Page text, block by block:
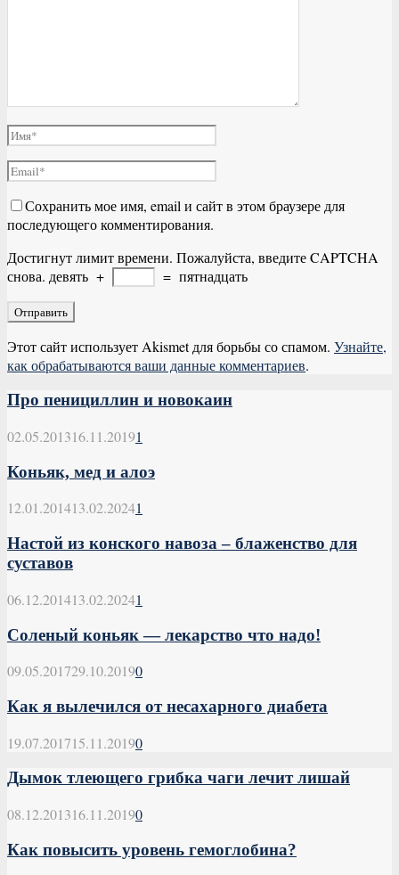
Сохранить мое имя, email и сайт в этом браузере для
последующего комментирования.
Достигнут лимит времени. Пожалуйста, введите CAPTCHA
снова. девять + = пятнадцать
Этот сайт использует Akismet для борьбы со спамом. Узнайте,
как обрабатываются ваши данные комментариев.
Про пенициллин и новокаин
02.05.201316.11.20191
Коньяк, мед и алоэ
12.01.201413.02.20241
Настой из конского навоза – блаженство для
суставов
06.12.201413.02.20241
Соленый коньяк — лекарство что надо!
09.05.201729.10.20190
Как я вылечился от несахарного диабета
19.07.201715.11.20190
Дымок тлеющего грибка чаги лечит лишай
08.12.201316.11.20190
Как повысить уровень гемоглобина?